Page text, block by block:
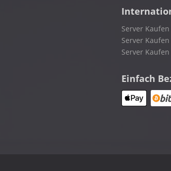
Server
Server
Server
Einfach